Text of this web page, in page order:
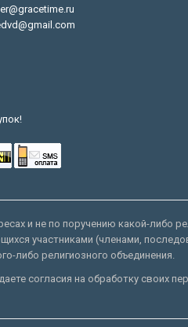
и не по поручению какой-либо
участниками (членами,
либо религиозного объединения.
согласия на обработку своих